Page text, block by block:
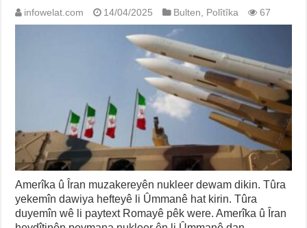
infowelat.com 14/04/2025 Bulten Polîtîka 67
Amerîka û Îran muzakereyên nukleer dewam dikin. Tûra
yekemîn dawiya hefteyê li Ûmmanê hat kirin. Tûra
duyemîn wê li paytext Romayê pêk were. Amerîka û Îran